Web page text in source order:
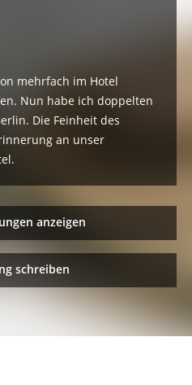
mehrfach im Hotel
Nun habe ich doppelten
Die Feinheit des
an unser
anzeigen
schreiben